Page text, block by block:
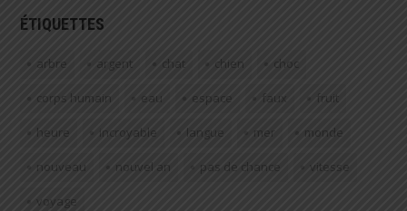
ÉTIQUETTES
arbre argent chat chien choc
corps humain eau espace faux fruit
heure incroyable langue mer monde
nouveau nouvel an pas de chance vitesse
voyage